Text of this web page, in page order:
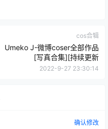
cos合辑
Umeko J-微博coser全部作品
[写真合集][持续更新
2022-9-27 23:30:14
确认修改